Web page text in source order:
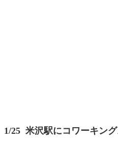
1/25 米沢駅にコワーキン